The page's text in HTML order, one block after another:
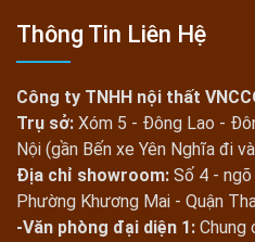
Thông Tin Liên Hệ
Công ty TNHH nội thất
Trụ sở: Xóm 5 - Đông Lao -
Nội (gần Bến xe Yên Nghĩa đi
Địa chỉ showroom: Số 4 -
Phường Khương Mai - Quận
-Văn phòng đại diện 1: Chung